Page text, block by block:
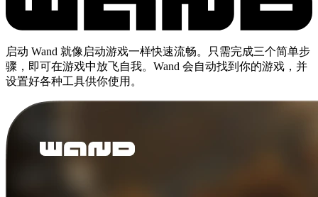
启动 Wand 就像启动游戏一样快速流畅。只需完成三个简单步
骤，即可在游戏中放飞自我。Wand 会自动找到你的游戏，并
设置好各种工具供你使用。